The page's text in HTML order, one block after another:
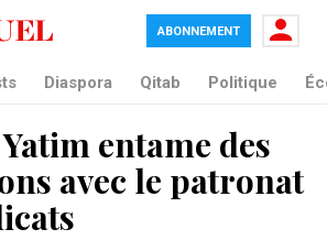
ABONNEMENT
Diaspora Qitab Politique
entame des
avec le patronat